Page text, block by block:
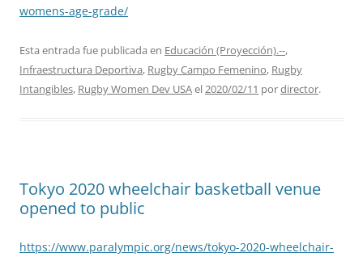
womens-age-grade/
Esta entrada fue publicada en Educación (Proyección).--,
Infraestructura Deportiva, Rugby Campo Femenino, Rugby
Intangibles, Rugby Women Dev USAel2020/02/11 pordirector.
Tokyo 2020 wheelchair basketball venue
opened to public
https://www.paralympic.org/news/tokyo-2020-wheelchair-